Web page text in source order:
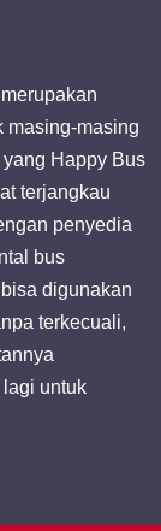
masing-masing
Happy Bus
terjangkau
penyedia
bus
digunakan
terkecuali,
untuk